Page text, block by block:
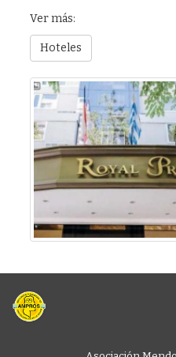
Ver más:
Hoteles